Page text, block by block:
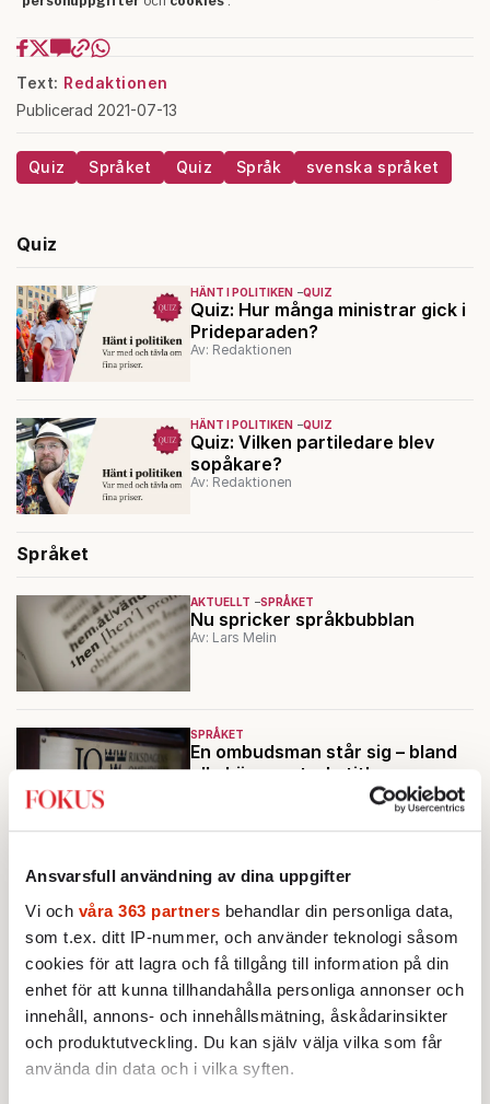
Ansvarsfull användning av dina uppgifter
Vi och våra 363 partners behandlar din personliga data,
som t.ex. ditt IP-nummer, och använder teknologi såsom
cookies för att lagra och få tillgång till information på din
enhet för att kunna tillhandahålla personliga annonser och
innehåll, annons- och innehållsmätning, åskådarinsikter
och produktutveckling. Du kan själv välja vilka som får
använda din data och i vilka syften.
Text: Redaktionen
Publicerad 2021-07-13
Quiz Språket Quiz Språk svenska språket
Quiz
HÄNT I POLITIKEN QUIZ
Quiz: Hur många ministrar gick i
Prideparaden?
Av: Redaktionen
HÄNT I POLITIKEN QUIZ
Quiz: Vilken partiledare blev
sopåkare?
Av: Redaktionen
Språket
AKTUELLT SPRÅKET
Nu spricker språkbubblan
Av: Lars Melin
SPRÅKET
En ombudsman står sig – bland
alla könsneutrala titlar
Dialekterna flyter ihop
Av: Anders Svensson
SPRÅKET
Arabiska – så funkar det
Av: Christian Azar